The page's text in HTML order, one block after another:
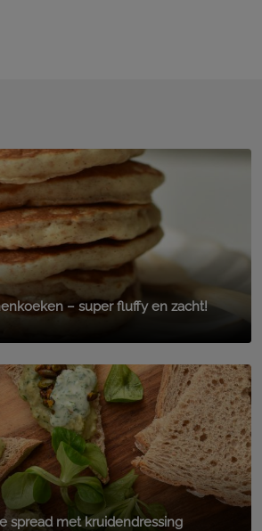
– super fluffy en zacht!
spread met kruidendressing